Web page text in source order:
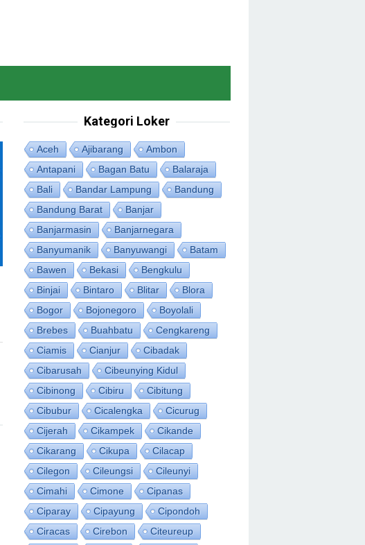
Kategori Loker
Aceh Ajibarang
Ambon
Antapani
Bagan Batu
Balaraja
Bali
Bandar Lampung
Bandung
Bandung Barat
Banjar
Banjarmasin
Banjarnegara
Banyumanik
Banyuwangi
Batam
Bawen
Bekasi
Bengkulu
Binjai
Bintaro Blitar
Blora
Bogor
Bojonegoro
Boyolali
Brebes
Buahbatu
Cengkareng
Ciamis
Cianjur
Cibadak
Cibarusah
Cibeunying Kidul
Cibinong
Cibiru
Cibitung
Cibubur
Cicalengka
Cicurug
Cijerah
Cikampek
Cikande
Cikarang
Cikupa
Cilacap
Cilegon
Cileungsi
Cileunyi
Cimahi
Cimone
Cipanas
Ciparay
Cipayung
Cipondoh
Ciracas
Cirebon
Citeureup